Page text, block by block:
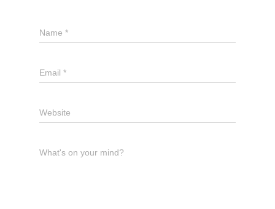
Name *
Email *
Website
What's on your mind?